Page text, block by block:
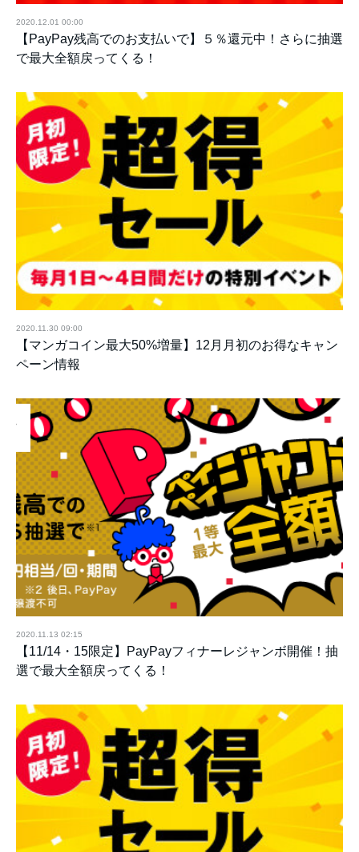
2020.12.01 00:00
【PayPay残高でのお支払いで】５％還元中！さらに抽選
で最大全額戻ってくる！
2020.11.30 09:00
【マンガコイン最大50%増量】12月月初のお得なキャン
ペーン情報
2020.11.13 02:15
【11/14・15限定】PayPayフィナーレジャンボ開催！抽
選で最大全額戻ってくる！